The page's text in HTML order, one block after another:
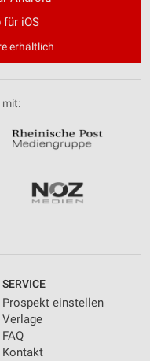
für iOS
erhältlich
mit:
SERVICE
Prospekt einstellen
Verlage
FAQ
Kontakt